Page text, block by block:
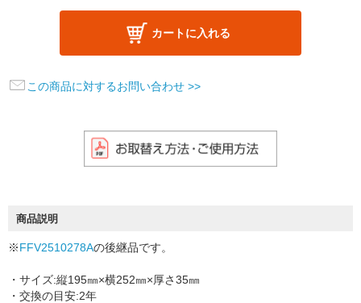
カートに入れる
この商品に対するお問い合わせ >>
商品説明
※FFV2510278Aの後継品です。
・サイズ:縦195㎜×横252㎜×厚さ35㎜
・交換の目安:2年